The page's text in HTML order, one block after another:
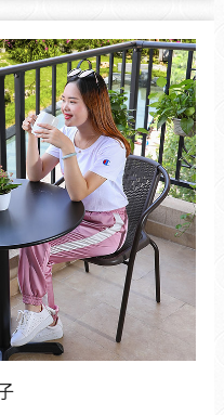
感受大都市的繁荣，静静地